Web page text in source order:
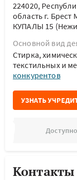
224020,
область г.
КУПАЛЫ 15
Основной вид
Стирка,
текстильных и
конкурентов
УЗНАТЬ
Контакты